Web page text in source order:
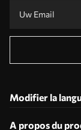
Modifier la
A propos du